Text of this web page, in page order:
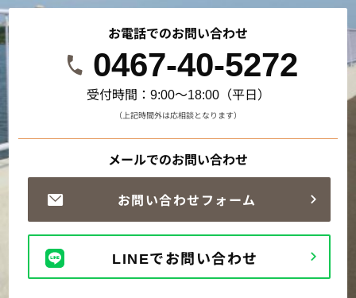
お電話でのお問い合わせ
0467-40-5272
受付時間：9:00～18:00（平日）
（上記時間外は応相談となります）
メールでのお問い合わせ
お問い合わせフォーム
LINEでお問い合わせ